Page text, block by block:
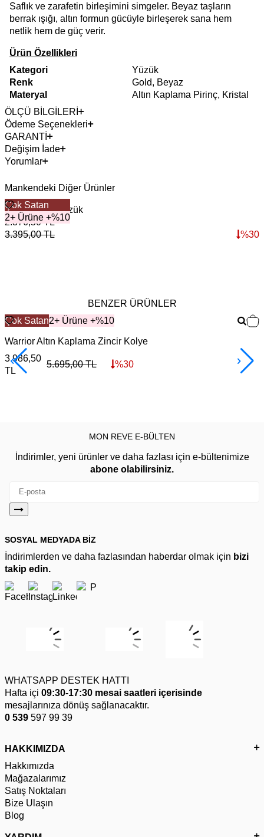
Saflık ve zarafetin birleşimini simgeler. Beyaz taşların
berrak ışığı, altın formun gücüyle birleşerek sana hem
netlik hem de güç verir.
Ürün Özellikleri
Kategori
Yüzük
Renk
Gold, Beyaz
Materyal
Altın Kaplama Pirinç, Kristal
ÖLÇÜ BİLGİLERİ
Ödeme Seçenekleri
GARANTİ
Değişim İade
Yorumlar
Mankendeki Diğer Ürünler
Çok Satan
2+ Ürüne +%10
Crystal Link Yüzük
2.376,50TL
3.395,00TL %30
BENZER ÜRÜNLER
Çok Satan2+ Ürüne +%10
Warrior Altın Kaplama Zincir Kolye
3.986,50
TL
5.695,00TL %30
MON REVE E-BÜLTEN
İndirimler, yeni ürünler ve daha fazlası için e-bültenimize
abone olabilirsiniz.
SOSYAL MEDYADA BİZ
İndirimlerden ve daha fazlasından haberdar olmak için bizi
takip edin.
WHATSAPP DESTEK HATTI
Hafta içi 09:30-17:30 mesai saatleri içerisinde
mesajlarınıza dönüş sağlanacaktır.
0 539 597 99 39
HAKKIMIZDA
Hakkımızda
Mağazalarımız
Satış Noktaları
Bize Ulaşın
Blog